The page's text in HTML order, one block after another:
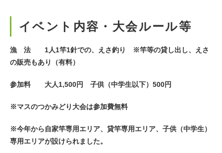
イベント内容・大会ルール等
漁 法 1人1竿1針での、えさ釣り ※竿等の貸し出し、えさ
の販売もあり（有料）
参加料 大人1,500円 子供（中学生以下）500円
※マスのつかみどり大会は参加費無料
※今年から自家竿専用エリア、貸竿専用エリア、子供（中学生）
専用エリアが設けられました。